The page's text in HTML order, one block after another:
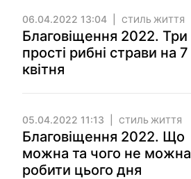
06.04.2022 13:04 СТИЛЬ ЖИТТЯ
Благовіщення 2022. Три
прості рибні страви на 7
квітня
05.04.2022 11:13 СТИЛЬ ЖИТТЯ
Благовіщення 2022. Що
можна та чого не можна
робити цього дня